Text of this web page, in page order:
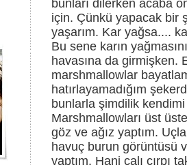
bunları dilerken acaba
için. Çünkü yapacak bir
yaşarım. Kar yağsa....
Bu sene karın
havasına da girmişken.
marshmallowlar
hatırlayamadığım
bunlarla şimdilik
Marshmallowları üst
göz ve ağız yaptım.
havuç burun görüntüsü
yaptım. Hani çalı çırpı